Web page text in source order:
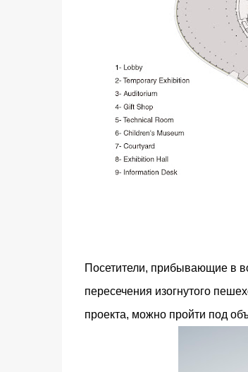
Посетители, прибывающие в
пересечения изогнутого
проекта, можно пройти под